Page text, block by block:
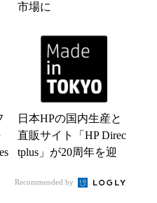
市場に
日本HPの国内生産と
直販サイト「HP Direc
tplus」が20周年を迎
Recommended by